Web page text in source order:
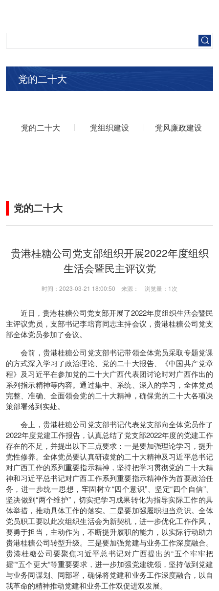
人才招聘
党的二十大
党的二十大 党组织建设 党风廉政建设
党的二十大
贵港桂糖公司党支部组织开展2022年度组织
生活会暨民主评议党
时间：2023-03-21 18:00:50 来源： 浏览量： 1次
近日，贵港桂糖公司党支部开展了2022年度组织生活会暨民
主评议党员，支部书记李培育同志主持会议，贵港桂糖公司党支
部全体党员参加了会议。
会前，贵港桂糖公司党支部书记带领全体党员采取专题党课
的方式深入学习了政治理论、党的二十大报告、《中国共产党章
程》及习近平在参加党的二十大广西代表团讨论时对广西作出的
系列指示精神等内容。通过集中、系统、深入的学习，全体党员
完整、准确、全面领会党的二十大精神，确保党的二十大各项决
策部署落到实处。
会上，贵港桂糖公司党支部书记代表党支部向全体党员作了
2022年度党建工作报告，认真总结了党支部2022年度的党建工作
存在的不足，并提出以下三点要求：一是要加强理论学习，提升
党性修养。全体党员要认真研读党的二十大精神及习近平总书记
对广西工作的系列重要指示精神，坚持把学习贯彻党的二十大精
神和习近平总书记对广西工作系列重要指示精神作为首要政治任
务，进一步统一思想，牢固树立“四个意识”、坚定“四个自信”、
坚决做到“两个维护”，切实把学习成果转化为指导实际工作的具
体举措，推动具体工作的落实。二是要加强履职担当意识。全体
党员职工要以此次组织生活会为新契机，进一步优化工作作风，
要勇于担当，主动作为，不断提升履职的能力，以实际行动助力
贵港桂糖公司转型升级。三是要加强党建与业务工作深度融合。
贵港桂糖公司要聚焦习近平总书记对广西提出的“五个牢牢把
握”“五个更大”等重要要求，进一步加强党建统领，坚持做到党建
与业务同谋划、同部署，确保将党建和业务工作深度融合，以自
我革命的精神推动党建和业务工作双促进双发展。